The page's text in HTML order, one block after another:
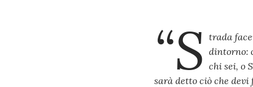
“S trada
dintorno:
chi sei, o
sarà detto ciò che